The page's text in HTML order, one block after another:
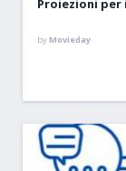
Proiezioni per
byMovieday